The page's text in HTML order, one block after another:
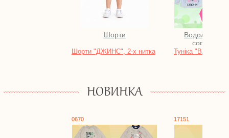
Шорти
Шорти "ДЖИНС", 2-х нитка
Водолазки,
сорочки,
Туніка "ВАНІЛЬ",
НОВИНКА
0670 17151